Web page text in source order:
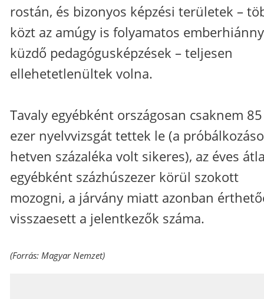
rostán, és bizonyos képzési területek –
közt az amúgy is folyamatos
küzdő pedagógusképzések – teljesen
ellehetetlenültek volna.
Tavaly egyébként országosan csaknem 85
ezer nyelvvizsgát tettek le (a
hetven százaléka volt sikeres), az éves
egyébként százhúszezer körül szokott
mozogni, a járvány miatt azonban
visszaesett a jelentkezők száma.
(Forrás: Magyar Nemzet)